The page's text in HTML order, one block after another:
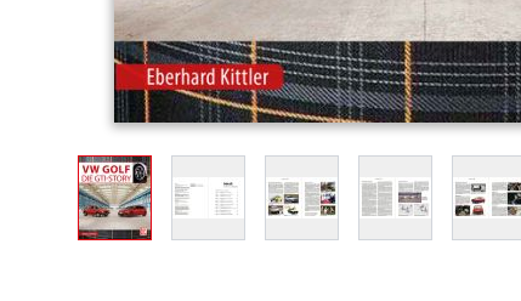
View larger image
View larger imageView larger imageView larger